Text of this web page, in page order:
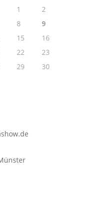
1
2
8
9
15
16
22
23
29
30